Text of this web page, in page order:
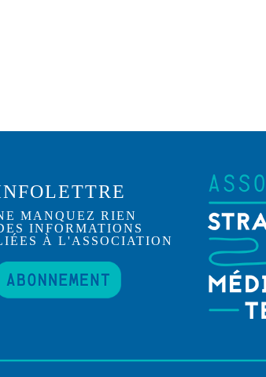
MANQUEZ RIEN
INFORMATIONS
À L'ASSOCIATION